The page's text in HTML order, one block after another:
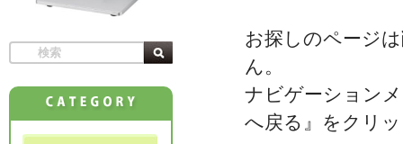
お探しのページ
ん。
ナビゲーション
へ戻る』をクリ